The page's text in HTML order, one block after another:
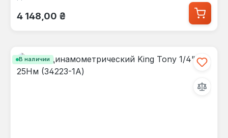
Обычная цена:
4 148,00 ₴
В наличии